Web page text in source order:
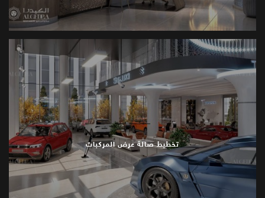
تخطيط صالة عرض المركبات